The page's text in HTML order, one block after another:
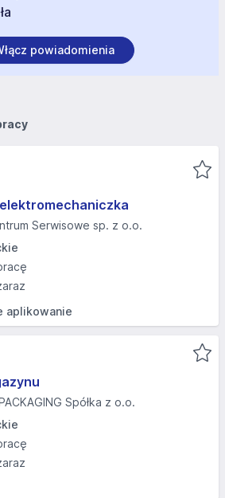
powiadomienia
Serwisowe sp. z o.o.
aplikowanie
Spółka z o.o.